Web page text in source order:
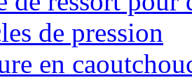
de pression
en